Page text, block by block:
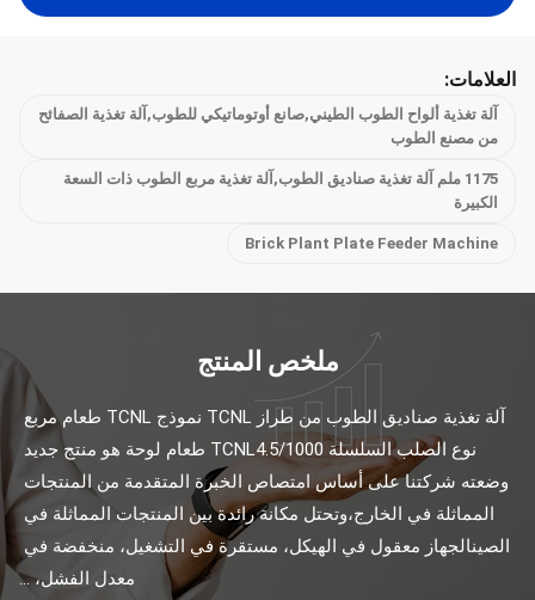
العلامات:
آلة تغذية ألواح الطوب الطيني,صانع أوتوماتيكي للطوب,آلة تغذية الصفائح
من مصنع الطوب
1175 ملم آلة تغذية صناديق الطوب,آلة تغذية مربع الطوب ذات السعة
الكبيرة
Brick Plant Plate Feeder Machine
ملخص المنتج
معدل الفشل، ...